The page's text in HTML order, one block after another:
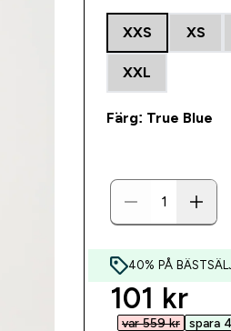
XXS XS
XXL
Färg: True Blue
40% PÅ
101 kr‎
var 559 kr‎ spara